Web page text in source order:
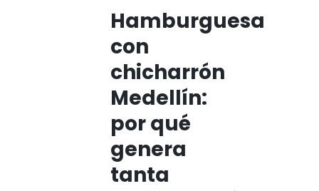
Hamburguesa
con
chicharrón
Medellín:
por qué
genera
tanta